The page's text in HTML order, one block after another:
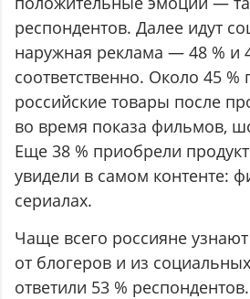
респондентов. Далее идут
наружная реклама — 48 % и
соответственно. Около 45 %
российские товары после
во время показа фильмов,
Еще 38 % приобрели
увидели в самом контенте:
сериалах.
Чаще всего россияне
от блогеров и из
ответили 53 %